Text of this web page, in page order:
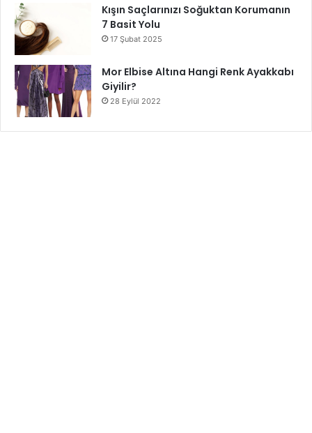
Kışın Saçlarınızı Soğuktan Korumanın
7 Basit Yolu
17 Şubat 2025
Mor Elbise Altına Hangi Renk Ayakkabı
Giyilir?
28 Eylül 2022